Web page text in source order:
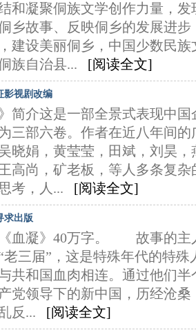
和凝聚侗族文学创作力量，
乡故事、反映侗乡的发展进
建设美丽侗乡，中国少数民
族自治县... [阅读全文]
影视剧改编
简介这是一部全景式表现中
三部六卷。作者在近八年间
晓娟，黄莹莹，田斌，刘昊
高尚，矿老板，等人多条复
考，人... [阅读全文]
求出版
凝》40万字。 故事的主
老三届”，这是特殊年代的特
共和国血肉相连。通过他们
党领导下的新中国，历经沧
反... [阅读全文]